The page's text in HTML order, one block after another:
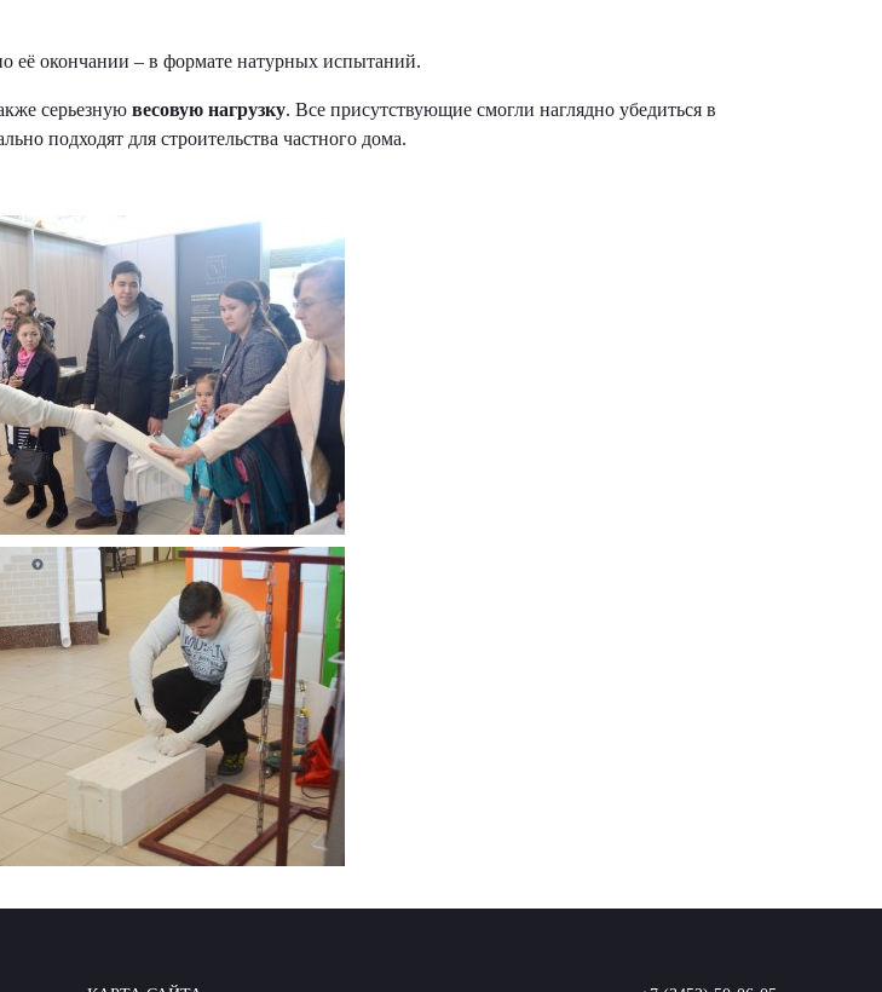
её окончании – в формате натурных испытаний.
серьезную весовую нагрузку. Все присутствующие смогли наглядно убедиться в
подходят для строительства частного дома.